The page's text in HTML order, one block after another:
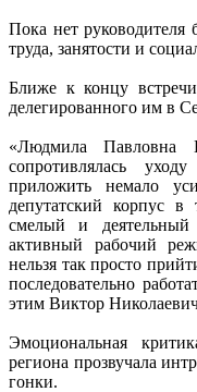
Пока нет руководителя
труда, занятости и
Ближе к концу
делегированного им в
«Людмила Павловна
сопротивлялась
приложить немало
депутатский корпус
смелый и
активный рабочий
нельзя так просто
последовательно
этим Виктор
Эмоциональная
региона прозвучала
гонки.